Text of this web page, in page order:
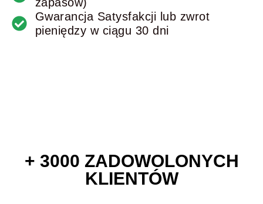
Gwarancja Satysfakcji lub zwrot
pieniędzy w ciągu 30 dni
+ 3000 ZADOWOLONYCH
KLIENTÓW